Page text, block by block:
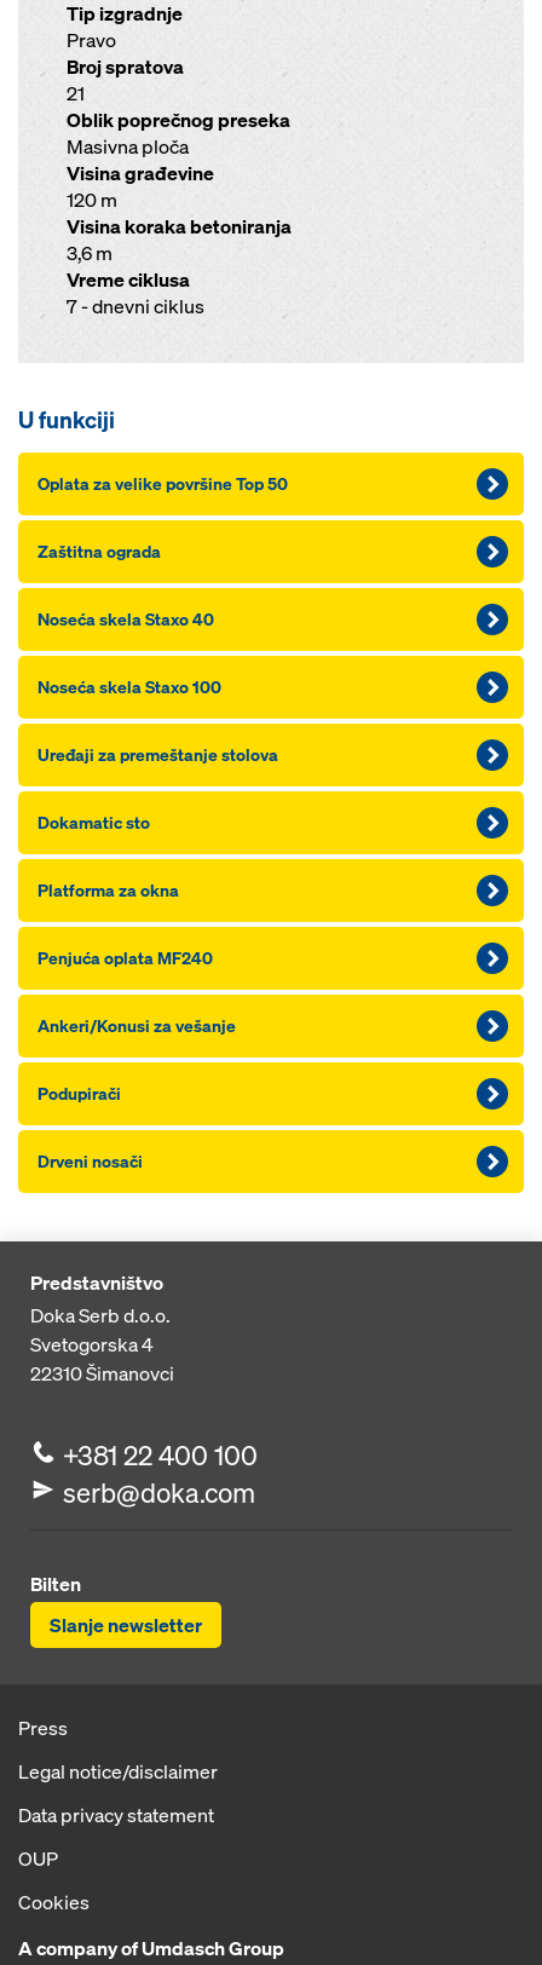
Tip izgradnje
Pravo
Broj spratova
21
Oblik poprečnog preseka
Masivna ploča
Visina građevine
120 m
Visina koraka betoniranja
3,6 m
Vreme ciklusa
7 - dnevni ciklus
U funkciji
Oplata za velike površine Top 50
Zaštitna ograda
Noseća skela Staxo 40
Noseća skela Staxo 100
Uređaji za premeštanje stolova
Dokamatic sto
Platforma za okna
Penjuća oplata MF240
Ankeri/Konusi za vešanje
Podupirači
Drveni nosači
Predstavništvo
Doka Serb d.o.o.
Svetogorska 4
22310Šimanovci
+381 22 400 100
serb@doka.com
Bilten
Slanje newsletter
Press
Legal notice/disclaimer
Data privacy statement
OUP
Cookies
A company of Umdasch Group